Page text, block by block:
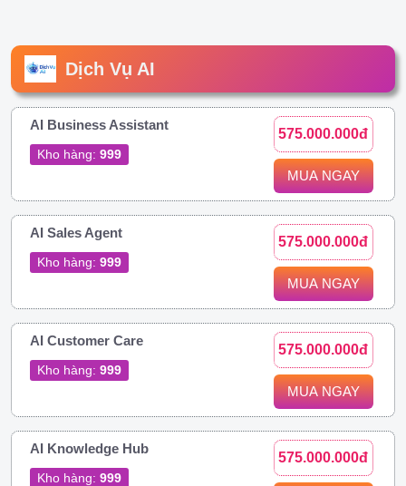
Dịch Vụ AI
AI Business Assistant
Kho hàng: 999
575.000.000đ
MUA NGAY
AI Sales Agent
Kho hàng: 999
575.000.000đ
MUA NGAY
AI Customer Care
Kho hàng: 999
575.000.000đ
MUA NGAY
AI Knowledge Hub
Kho hàng: 999
575.000.000đ